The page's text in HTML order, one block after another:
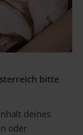
bitte
deines
oder